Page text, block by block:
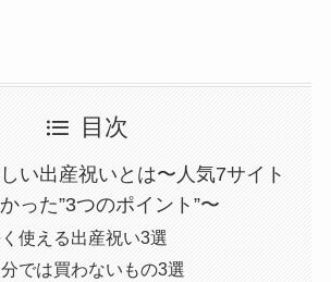
目次
い出産祝いとは〜人気7サイト
った”3つのポイント”〜
使える出産祝い3選
では買わないもの3選